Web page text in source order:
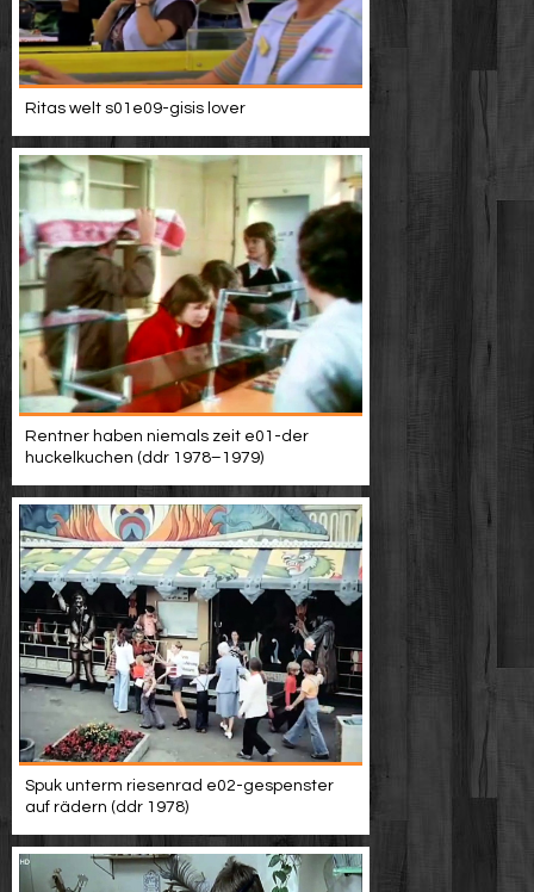
Ritas welt s01e09-gisis lover
Rentner haben niemals zeit e01-der
huckelkuchen (ddr 1978–1979)
Spuk unterm riesenrad e02-gespenster
auf rädern (ddr 1978)